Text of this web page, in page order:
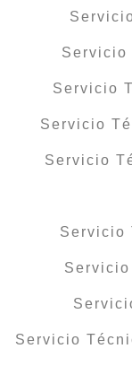
Servicio
Servicio
Servicio
Servicio
Servicio
Servicio